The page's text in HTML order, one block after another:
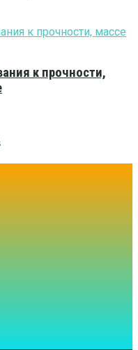
к прочности,